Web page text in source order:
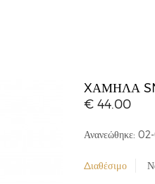
XΑΜΗΛΆ
€ 44.00
Ανανεώθηκε:
Διαθέσιμο